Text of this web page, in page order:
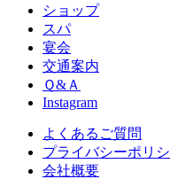
ショップ
スパ
宴会
交通案内
Ｑ&Ａ
Instagram
よくあるご質問
プライバシーポリ
会社概要